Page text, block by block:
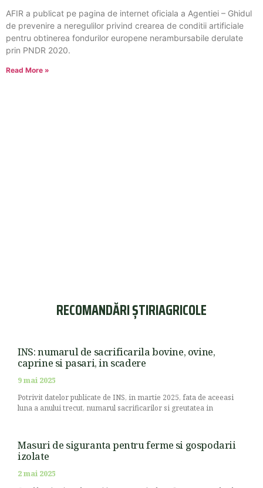
AFIR a publicat pe pagina de internet oficiala a Agentiei – Ghidul
de prevenire a neregulilor privind crearea de conditii artificiale
pentru obtinerea fondurilor europene nerambursabile derulate
prin PNDR 2020.
Read More »
RECOMANDĂRI ȘTIRIAGRICOLE
INS: numarul de sacrificarila bovine, ovine,
caprine si pasari, in scadere
9 mai 2025
Potrivit datelor publicate de INS, in martie 2025, fata de aceeasi
luna a anului trecut, numarul sacrificarilor si greutatea in
Masuri de siguranta pentru ferme si gospodarii
izolate
2 mai 2025